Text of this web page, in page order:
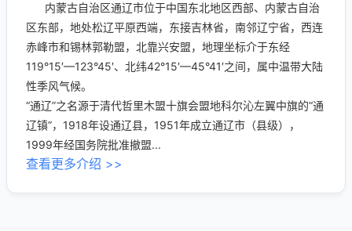
内蒙古自治区通辽市位于中国东北地区西部、内蒙古自治
区东部，地处松辽平原西端，东接吉林省，南邻辽宁省，西连
赤峰市和锡林郭勒盟，北靠兴安盟，地理坐标介于东经
119°15′—123°45′、北纬42°15′—45°41′之间，属中温带大陆
性季风气候。
“通辽”之名源于清代哲里木盟十旗会盟地科尔沁左翼中旗的“通
辽镇”，1918年设通辽县，1951年成立通辽市（县级），
1999年经国务院批准撤盟...
查看更多介绍 >>